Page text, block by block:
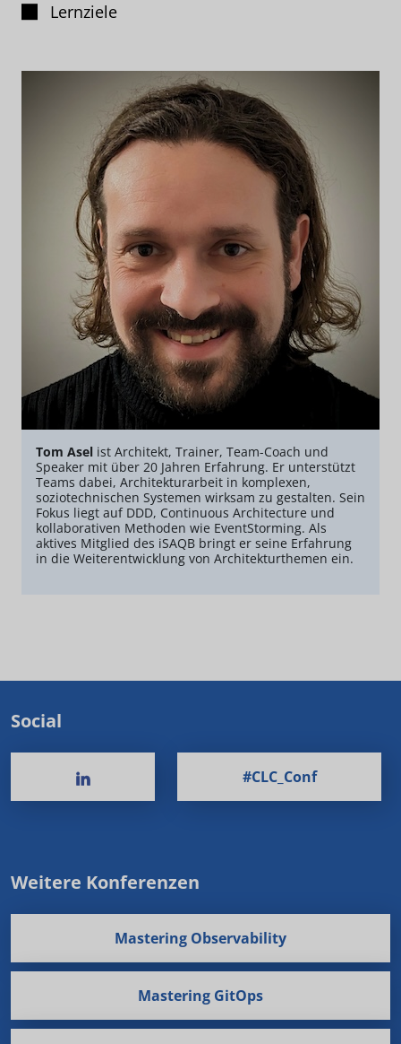
Lernziele
Tom Asel ist Architekt, Trainer, Team-Coach und
Speaker mit über 20 Jahren Erfahrung. Er unterstützt
Teams dabei, Architekturarbeit in komplexen,
soziotechnischen Systemen wirksam zu gestalten. Sein
Fokus liegt auf DDD, Continuous Architecture und
kollaborativen Methoden wie EventStorming. Als
aktives Mitglied des iSAQB bringt er seine Erfahrung
in die Weiterentwicklung von Architekturthemen ein.
Social
#CLC_Conf
Weitere Konferenzen
Mastering Observability
Mastering GitOps